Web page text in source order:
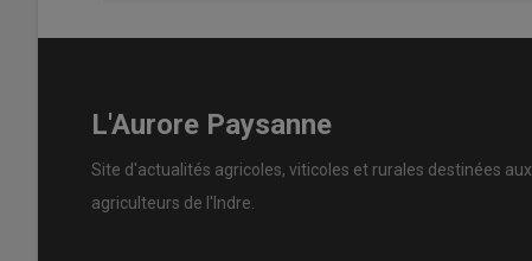
L'Aurore Paysanne
Site d'actualités agricoles, viticoles et rurales destinées aux
agriculteurs de l'Indre.